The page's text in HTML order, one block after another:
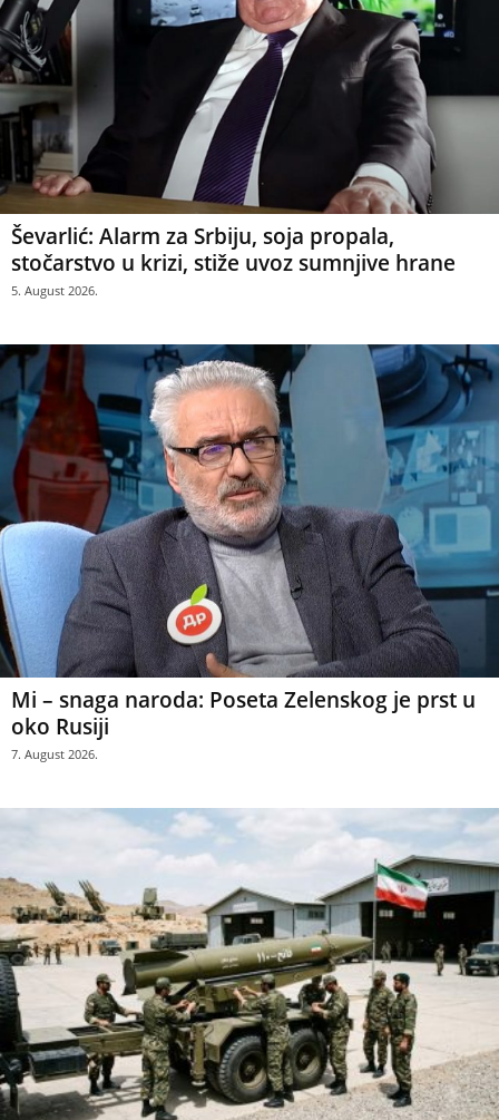
Ševarlić: Alarm za Srbiju, soja propala,
stočarstvo u krizi, stiže uvoz sumnjive hrane
5. August 2026.
Mi – snaga naroda: Poseta Zelenskog je prst u
oko Rusiji
7. August 2026.